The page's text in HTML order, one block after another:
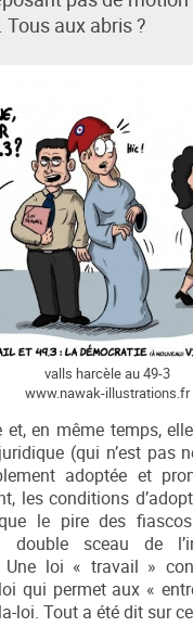
aux abris ?
valls harcèle au 49-3
www.nawak-illustrations.fr
et, en même temps,
(qui n’est pas
adoptée et
les conditions
le pire des
double sceau de
Une loi « travail »
qui permet aux «
loi. Tout a été dit sur